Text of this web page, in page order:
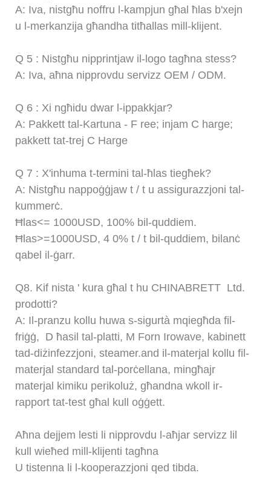
A: Iva, nistgħu noffru l-kampjun għal ħlas b'xejn
u l-merkanzija għandha titħallas mill-klijent.
Q 5 : Nistgħu nipprintjaw il-logo tagħna stess?
A: Iva, aħna nipprovdu servizz OEM / ODM.
Q 6 : Xi ngħidu dwar l-ippakkjar?
A: Pakkett tal-Kartuna - F ree; injam C harge;
pakkett tat-trej C Harge
Q 7 : X'inhuma t-termini tal-ħlas tiegħek?
A: Nistgħu nappoġġjaw t / t u assigurazzjoni tal-
kummerċ.
Ħlas<= 1000USD, 100% bil-quddiem.
Ħlas>=1000USD, 4 0% t / t bil-quddiem, bilanċ
qabel il-ġarr.
Q8. Kif nista ' kura għal t hu CHINABRETT Ltd.
prodotti?
A: Il-pranzu kollu huwa s-sigurtà mqiegħda fil-
friġġ, D ħasil tal-platti, M Forn Irowave, kabinett
tad-diżinfezzjoni, steamer.and il-materjal kollu fil-
materjal standard tal-porċellana, mingħajr
materjal kimiku perikoluż, għandna wkoll ir-
rapport tat-test għal kull oġġett.
Aħna dejjem lesti li nipprovdu l-aħjar servizz lil
kull wieħed mill-klijenti tagħna
U tistenna li l-kooperazzjoni qed tibda.